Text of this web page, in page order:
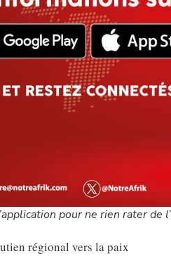
pour ne rien rater de
régional vers la paix